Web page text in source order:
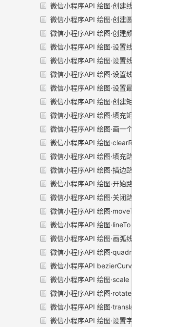
微信小程序API 绘图·创建线性渐变
微信小程序API 绘图·创建圆形渐变
微信小程序API 绘图·创建颜色渐变点
微信小程序API 绘图·设置线条宽度
微信小程序API 绘图·设置线条端点样式
微信小程序API 绘图·设置线条交点样式
微信小程序API 绘图·设置最大倾斜
微信小程序API 绘图·创建矩形
微信小程序API 绘图·填充矩形
微信小程序API 绘图·画一个矩形
微信小程序API 绘图·clearRect
微信小程序API 绘图·填充路径
微信小程序API 绘图·描边路径
微信小程序API 绘图·开始路径
微信小程序API 绘图·关闭路径
微信小程序API 绘图·moveTo
微信小程序API 绘图·lineTo
微信小程序API 绘图·画弧线
微信小程序API 绘图·quadraticCurveTo
微信小程序API bezierCurveTo
微信小程序API 绘图·scale
微信小程序API 绘图·rotate
微信小程序API 绘图·translate
微信小程序API 绘图·设置字号